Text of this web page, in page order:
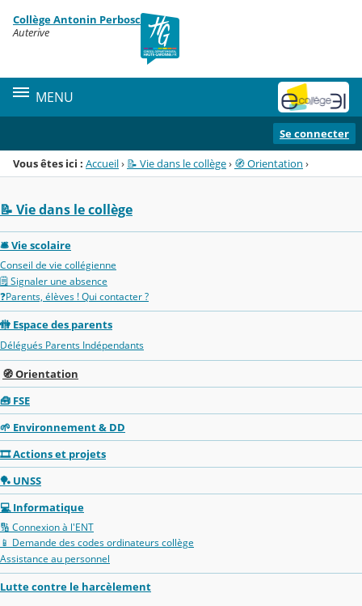
Menu de la rubrique
Contenu
Collège Antonin Perbosc
Auterive
MENU
Se connecter
Vous êtes ici : Accueil› 📝 Vie dans le collège› 🧭 Orientation ›
📝 Vie dans le collège
🛎️ Vie scolaire
Conseil de vie collégienne
🗒️ Signaler une absence
❓Parents, élèves ! Qui contacter ?
🚻 Espace des parents
Délégués Parents Indépendants
🧭 Orientation
🧰 FSE
🌱 Environnement & DD
🎞️ Actions et projets
🏓 UNSS
💻 Informatique
🔢 Connexion à l'ENT
📱 Demande des codes ordinateurs collège
Assistance au personnel
Lutte contre le harcèlement